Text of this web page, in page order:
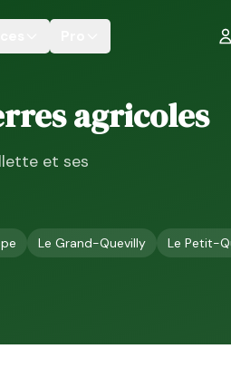
agricoles
et ses
Le Grand-Quevilly
Le Petit-